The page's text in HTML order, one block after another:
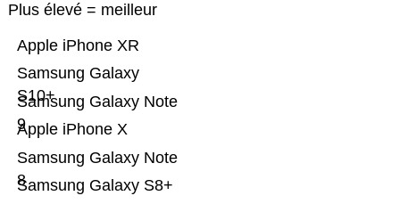
Plus élevé = meilleur
Samsung Galaxy S8+
Samsung Galaxy Note
8
Apple iPhone X
Samsung Galaxy Note
9
Samsung Galaxy
S10+
Apple iPhone XR